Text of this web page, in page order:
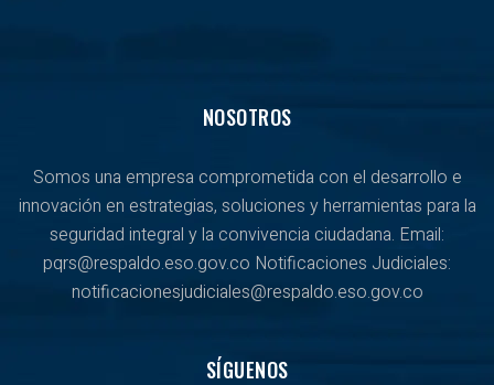
NOSOTROS
Somos una empresa comprometida con el desarrollo e
innovación en estrategias, soluciones y herramientas para la
seguridad integral y la convivencia ciudadana. Email:
pqrs@respaldo.eso.gov.co Notificaciones Judiciales:
notificacionesjudiciales@respaldo.eso.gov.co
SÍGUENOS